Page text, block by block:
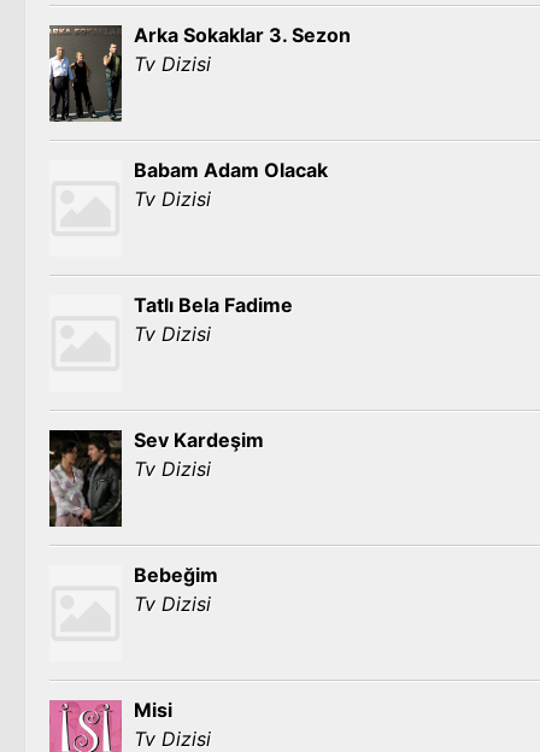
Arka Sokaklar 3. Sezon
Tv Dizisi
Babam Adam Olacak
Tv Dizisi
Tatlı Bela Fadime
Tv Dizisi
Sev Kardeşim
Tv Dizisi
Bebeğim
Tv Dizisi
Misi
Tv Dizisi